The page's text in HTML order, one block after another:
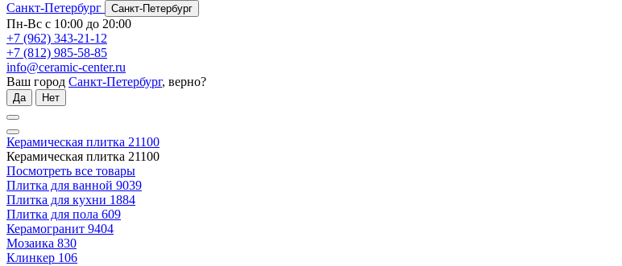
Санкт-Петербург
Санкт-Петербург
Пн-Вс с 10:00 до 20:00
+7 (962) 343-21-12
+7 (812) 985-58-85
info@ceramic-center.ru
Ваш город Санкт-Петербург, верно?
Да Нет
Керамическая плитка 21100
Керамическая плитка 21100
Посмотреть все товары
Плитка для ванной 9039
Плитка для кухни 1884
Плитка для пола 609
Керамогранит 9404
Мозаика 830
Клинкер 106